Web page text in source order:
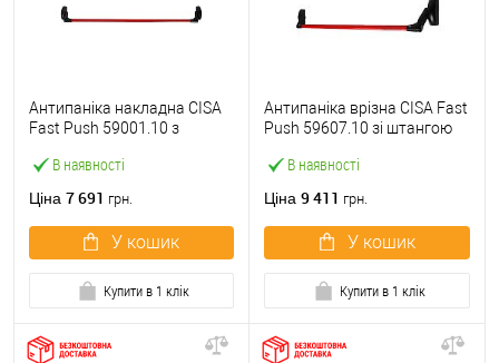
В наявності
Антипаніка накладна CISA
Fast Push 59001.10 з
мм червона
Ціна 7 691 грн.
У кошик
Купити в 1 клік
В наявності
Антипаніка врізна CISA Fast
Push 59607.10 зі штангою
Ціна 9 411 грн.
У кошик
Купити в 1 клік